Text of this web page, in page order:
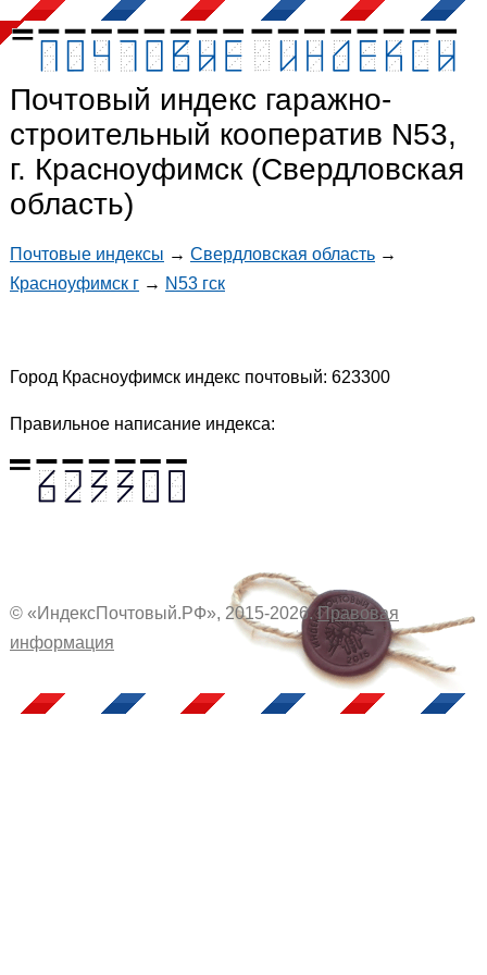
Почтовый индекс гаражно-
строительный кооператив N53,
г. Красноуфимск (Свердловская
область)
Почтовые индексы → Свердловская область →
Красноуфимск г → N53 гск
Город Красноуфимск индекс почтовый: 623300
Правильное написание индекса:
© «ИндексПочтовый.РФ», 2015-2026.Правовая
информация